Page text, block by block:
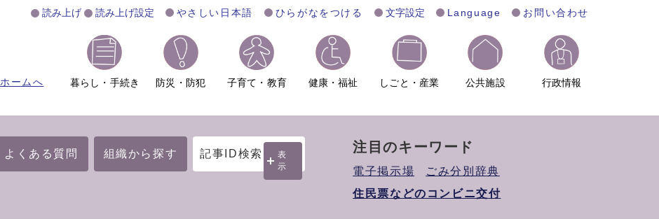
読み上げ 読み上げ設定 やさしい日本語 ひらがなをつける 文字設定 Language お問い合わせ
ホームへ 暮らし・手続き 防災・防犯 子育て・教育 健康・福祉 しごと・産業 公共施設 行政情報
よくある質問 組織から探す 記事ID検索
表
示
注目のキーワード
電子掲示場
ごみ分別辞典
住民票などのコンビニ交付